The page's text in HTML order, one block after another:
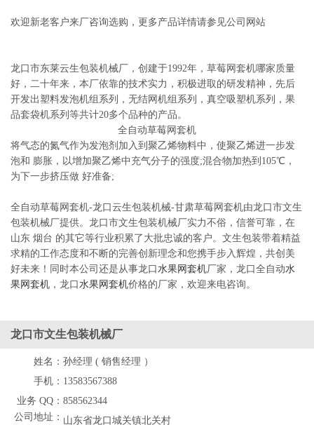
欢迎新老客户来厂咨询选购，更多产品详情请参见公司网站
龙口市东莱云生包装机械厂，创建于1992年，草莓网套机哪家质量
好，二十年来，本厂依靠的技术实力，积极进取的研发精神，先后
开发出塑料发泡机组系列，无结网机组系列，真空吸塑机系列，果
品套袋机系列等共计20多个品种的产品。
全自动草莓网套机
将气态的氮气作为发泡剂加入到聚乙烯物料中，使聚乙烯进一步发
泡和 膨胀，以增加聚乙烯中充气分子的强度;混合物加热到105℃，
为下一步挤压做 好准备;
全自动草莓网套机-龙口云生包装机械-甘肃草莓网套机由龙口市文生
包装机械厂提供。龙口市文生包装机械厂实力不俗，信誉可靠，在
山东 烟台 的其它等行业积累了大批忠诚的客户。文生包装带着精益
求精的工作态度和不断的完善创新理念和您携手步入辉煌，共创美
好未来！同时本公司还是从事龙口 水果网套机厂家，龙口全自动水
果网套机 ，龙口 水果网套机价格的厂家，欢迎来电咨询。
龙口市文生包装机械厂
姓名： 孙经理 ( 销售经理 ）
手机： 13583567388
业务 QQ： 858562344
公司地址： 山东省龙口城关镇北关村